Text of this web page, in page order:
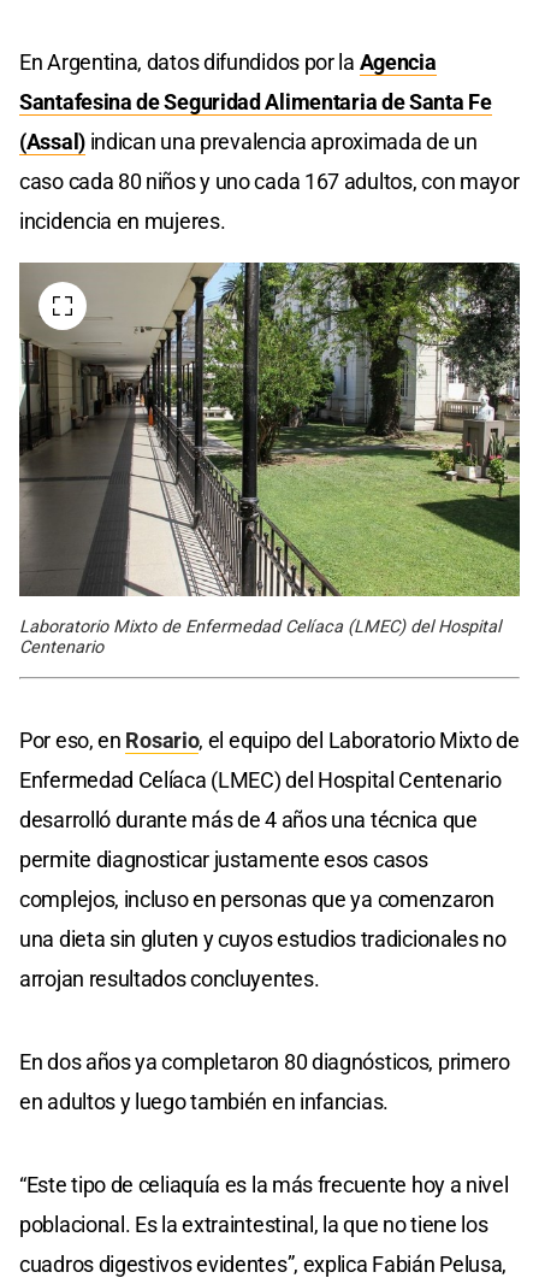
En Argentina, datos difundidos por la Agencia
Santafesina de Seguridad Alimentaria de Santa Fe
(Assal)indican una prevalencia aproximada de un
caso cada 80 niños y uno cada 167 adultos, con mayor
incidencia en mujeres.
Laboratorio Mixto de Enfermedad Celíaca (LMEC) del Hospital
Centenario
Por eso, en Rosario, el equipo del Laboratorio Mixto de
Enfermedad Celíaca (LMEC) del Hospital Centenario
desarrolló durante más de 4 años una técnica que
permite diagnosticar justamente esos casos
complejos, incluso en personas que ya comenzaron
una dieta sin gluten y cuyos estudios tradicionales no
arrojan resultados concluyentes.
En dos años ya completaron 80 diagnósticos, primero
en adultos y luego también en infancias.
“Este tipo de celiaquía es la más frecuente hoy a nivel
poblacional. Es la extraintestinal, la que no tiene los
cuadros digestivos evidentes”, explica Fabián Pelusa,